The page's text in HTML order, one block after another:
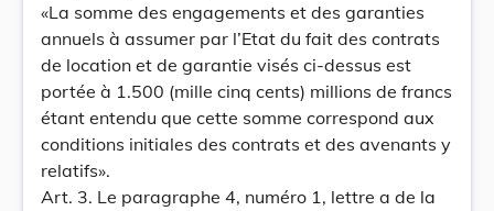
«La somme des engagements et des garanties
annuels à assumer par l’Etat du fait des contrats
de location et de garantie visés ci-dessus est
portée à 1.500 (mille cinq cents) millions de francs
étant entendu que cette somme correspond aux
conditions initiales des contrats et des avenants y
relatifs».
Art. 3. Le paragraphe 4, numéro 1, lettre a de la